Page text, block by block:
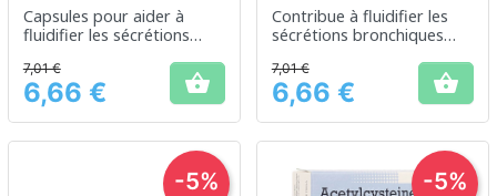
Capsules pour aider à
fluidifier les sécrétions
Prix
7,01 €
6,66 € 
Contribue à fluidifier les
sécrétions bronchiques
Prix
7,01 €
6,66 € 
-5% -5%